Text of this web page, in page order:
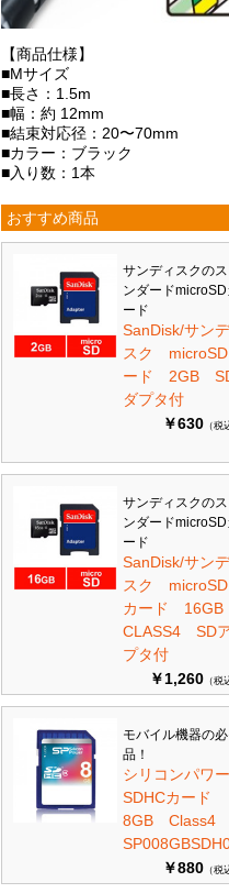
【商品仕様】
■Mサイズ
■長さ：1.5m
■幅：約 12mm
■結束対応径：20〜70mm
■カラー：ブラック
■入り数：1本
おすすめ商品
サンディスクの
ンダード
ード
SanDisk/サン
スク
ード 2GB
ダプタ付
￥630 （税
サンディスクの
ンダード
ード
SanDisk/サン
スク
カード
CLASS4 SD
プタ付
￥1,260 （税
モバイル機器の
品！
シリコンパ
SDHCカード
8GB
￥880 （税